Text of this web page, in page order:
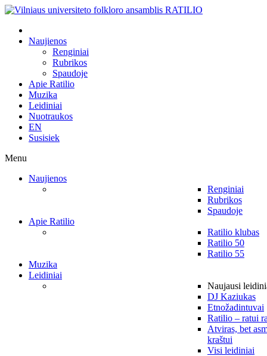
Naujienos
Renginiai
Rubrikos
Spaudoje
Apie Ratilio
Muzika
Leidiniai
Nuotraukos
EN
Susisiek
Menu
Naujienos
Renginiai
Rubrikos
Spaudoje
Apie Ratilio
Ratilio klubas
Ratilio 50
Ratilio 55
Muzika
Leidiniai
Naujausi
DJ Kaziukas
Etnožadintuvai
Ratilio – ratui
Atviras, bet
kraštui
Visi leidiniai